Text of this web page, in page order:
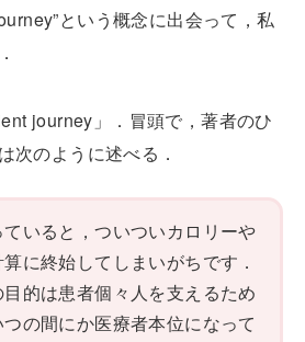
という概念に出会って，私
journey」．冒頭で，著者のひ
次のように述べる．
ていると，ついついカロリーや
に終始してしまいがちです．
的は患者個々人を支えるため
の間にか医療者本位になって